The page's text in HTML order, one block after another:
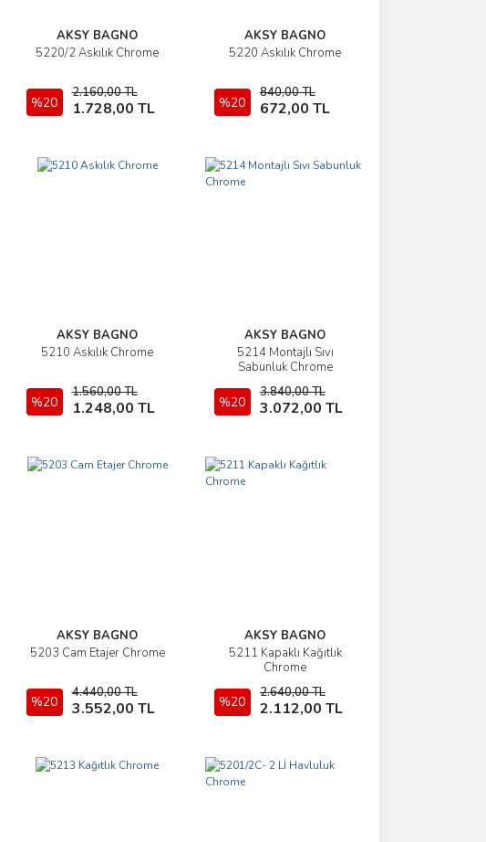
AKSY BAGNO
5220/2 Askılık Chrome
%20
2.160,00 TL
1.728,00 TL
İncele
Sepete Ekle
AKSY BAGNO
5220 Askılık Chrome
%20
840,00 TL
672,00 TL
İncele
Sepete Ekle
AKSY BAGNO
5210 Askılık Chrome
%20
1.560,00 TL
1.248,00 TL
İncele
Sepete Ekle
AKSY BAGNO
5214 Montajlı Sıvı
Sabunluk Chrome
%20
3.840,00 TL
3.072,00 TL
İncele
Sepete Ekle
AKSY BAGNO
5203 Cam Etajer Chrome
%20
4.440,00 TL
3.552,00 TL
İncele
Sepete Ekle
AKSY BAGNO
5211 Kapaklı Kağıtlık
Chrome
%20
2.640,00 TL
2.112,00 TL
İncele
Sepete Ekle